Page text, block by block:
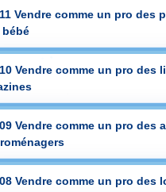
Vendre comme un pro des
Vendre comme un pro des
Vendre comme un pro des
Vendre comme un pro des